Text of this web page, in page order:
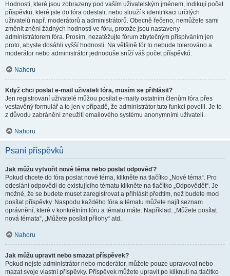
Hodnosti, které jsou zobrazeny pod vaším uživatelským jménem, indikují počet
příspěvků, které jste do fóra odeslali, nebo slouží k identifikaci určitých
uživatelů např. moderátorů a administrátorů. Obecně řečeno, nemůžete sami
změnit znění žádných hodností ve fóru, protože jsou nastaveny
administrátorem fóra. Prosím, nezatěžujte fórum zbytečným přispíváním jen
proto, abyste dosáhli vyšší hodnosti. Na většině fór to nebude tolerováno a
moderátor nebo administrátor jednoduše sníží váš počet příspěvků.
Nahoru
Když chci poslat e-mail uživateli fóra, musím se přihlásit?
Jen registrovaní uživatelé můžou posílat e-maily ostatním členům fóra přes
vestavěný formulář a to jen v případě, že administrátor tuto funkci povolil. Je to
z důvodu zabránění zneužití emailového systému anonymními uživateli.
Nahoru
Psaní příspěvků
Jak můžu vytvořit nové téma nebo poslat odpověď?
Pokud chcete do fóra poslat nové téma, klikněte na tlačítko „Nové téma“. Pro
odeslání odpovědi do existujícího tématu klikněte na tlačítko „Odpovědět“. Je
možné, že se budete muset zaregistrovat a přihlásit předtím, než budete moci
posílat příspěvky. Naspodu každého fóra a tématu můžete najít seznam
oprávnění, které v konkrétním fóru a tématu máte. Například: „Můžete posílat
nová témata“, „Můžete posílat přílohy“ atd.
Nahoru
Jak můžu upravit nebo smazat příspěvek?
Pokud nejste administrátor nebo moderátor, můžete pouze upravovat nebo
mazat svoje vlastní příspěvky. Příspěvek můžete upravit po kliknutí na tlačítko